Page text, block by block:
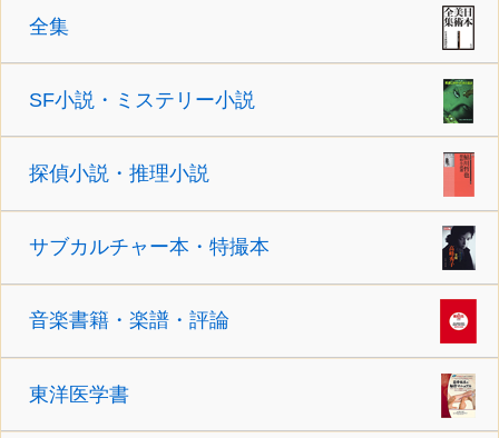
全集
SF小説・ミステリー小説
探偵小説・推理小説
サブカルチャー本・特撮本
音楽書籍・楽譜・評論
東洋医学書